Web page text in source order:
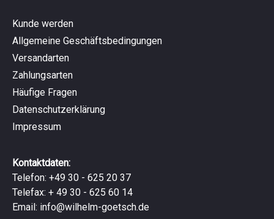
Kunde werden
Allgemeine Geschäftsbedingungen
Versandarten
Zahlungsarten
Häufige Fragen
Datenschutzerklärung
Impressum
Kontaktdaten:
Telefon: +49 30 - 625 20 37
Telefax: + 49 30 - 625 60 14
Email: info@wilhelm-goetsch.de